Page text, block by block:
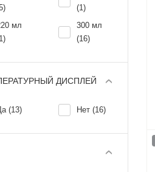
(1)
мл
300 мл
(16)
ДИСПЛЕЙ
(13) Нет (16)